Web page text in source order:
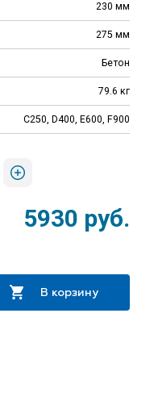
230 мм
275 мм
Бетон
79.6 кг
C250, D400, E600, F900
5930 руб.
В корзину